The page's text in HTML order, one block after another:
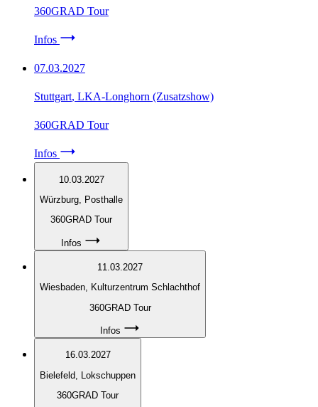
360GRAD Tour
Infos
07.03.2027
Stuttgart, LKA-Longhorn (Zusatzshow)
360GRAD Tour
Infos
10.03.2027
Würzburg, Posthalle
360GRAD Tour
Infos
11.03.2027
Wiesbaden, Kulturzentrum Schlachthof
360GRAD Tour
Infos
16.03.2027
Bielefeld , Lokschuppen
360GRAD Tour